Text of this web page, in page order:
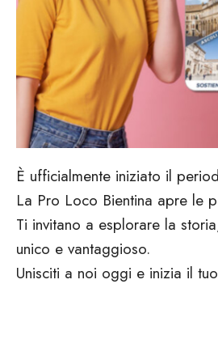
È ufficialmente iniziato il
La Pro Loco Bientina apre le
Ti invitano a esplorare la
unico e vantaggioso.
Unisciti a noi oggi e inizia il